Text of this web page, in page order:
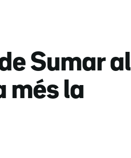
Sumar al
més la